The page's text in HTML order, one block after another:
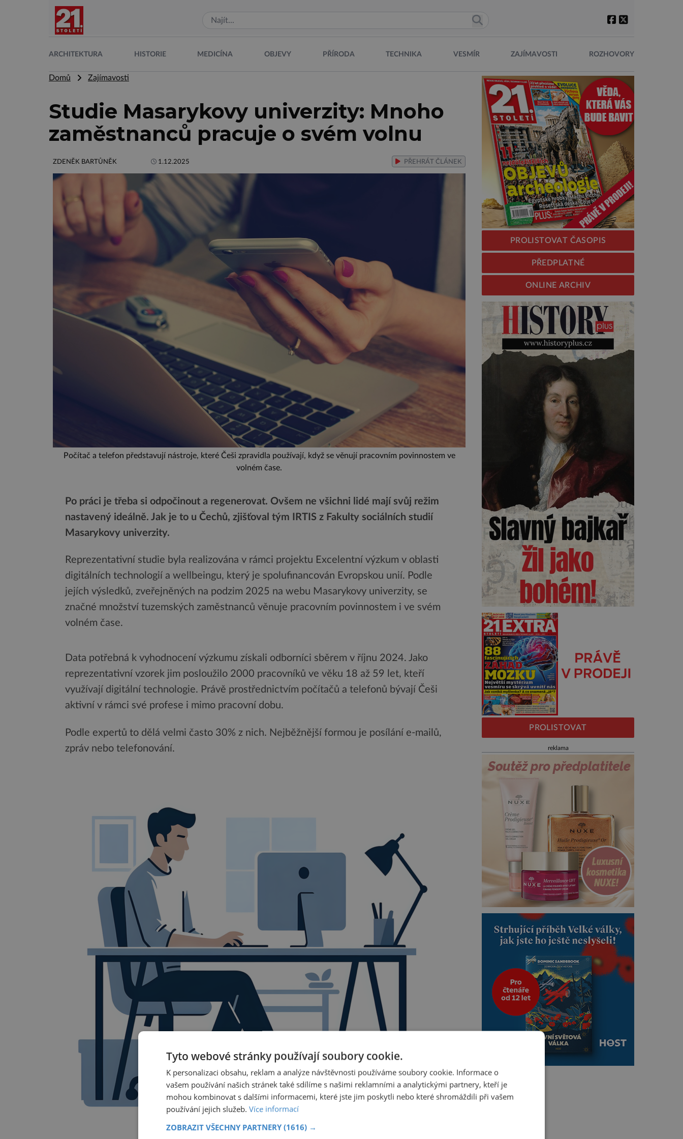
ARCHITEKTURA HISTORIE MEDICÍNA OBJEVY PŘÍRODA TECHNIKA VESMÍR ZAJÍMAVOSTI ROZHOVORY
Domů Zajímavosti
Studie Masarykovy univerzity: Mnoho
zaměstnanců pracuje o svém volnu
ZDENĚK BARTŮNĚK 1.12.2025 PŘEHRÁT ČLÁNEK
Počítač a telefon představují nástroje, které Češi zpravidla používají, když se věnují pracovním povinnostem ve
volném čase.
Po práci je třeba si odpočinout a regenerovat. Ovšem ne všichni lidé mají svůj režim
nastavený ideálně. Jak je to u Čechů, zjišťoval tým IRTIS z Fakulty sociálních studií
Masarykovy univerzity.
Reprezentativní studie byla realizována v rámci projektu Excelentní výzkum v oblasti
digitálních technologií a wellbeingu, který je spolufinancován Evropskou unií. Podle
jejích výsledků, zveřejněných na podzim 2025 na webu Masarykovy univerzity, se
značné množství tuzemských zaměstnanců věnuje pracovním povinnostem i ve svém
volném čase.
Data potřebná k vyhodnocení výzkumu získali odborníci sběrem v říjnu 2024. Jako
reprezentativní vzorek jim posloužilo 2000 pracovníků ve věku 18 až 59 let, kteří
využívají digitální technologie. Právě prostřednictvím počítačů a telefonů bývají Češi
aktivní v rámci své profese i mimo pracovní dobu.
Podle expertů to dělá velmi často 30% z nich. Nejběžnější formou je posílání e-mailů,
zpráv nebo telefonování.
PROLISTOVAT ČASOPIS
PŘEDPLATNÉ
ONLINE ARCHIV
PROLISTOVAT
reklama
Tyto webové stránky používají soubory cookie.
K personalizaci obsahu, reklam a analýze návštěvnosti používáme soubory cookie. Informace o
vašem používání našich stránek také sdílíme s našimi reklamními a analytickými partnery, kteří je
mohou kombinovat s dalšími informacemi, které jste jim poskytli nebo které shromáždili při vašem
používání jejich služeb. Více informací
ZOBRAZIT VŠECHNY PARTNERY (1616) →